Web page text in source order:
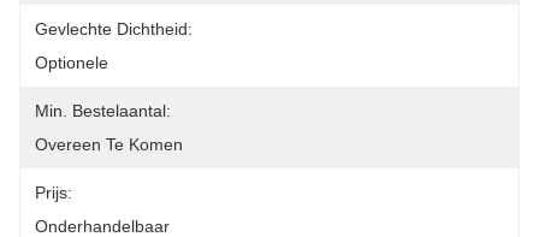
Gevlechte Dichtheid:
Optionele
Min. Bestelaantal:
Overeen Te Komen
Prijs:
Onderhandelbaar